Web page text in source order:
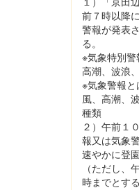
前７時以降
警報が発表
る。
※気象特別警
高潮、波浪
※気象警報
風、高潮、
種類
２）午前１
報又は気象
速やかに登
（ただし、
時までとする